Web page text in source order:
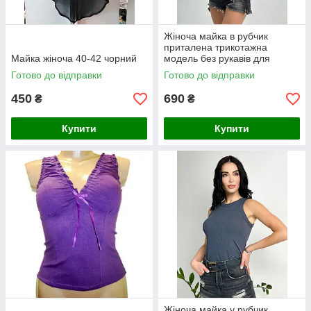
Майка жіноча 40-42 чорний
Готово до відправки
450 ₴
Купити
Жіноча майка в рубчик
приталена трикотажна
модель без рукавів для
щоденних образів
Готово до відправки
690 ₴
Купити